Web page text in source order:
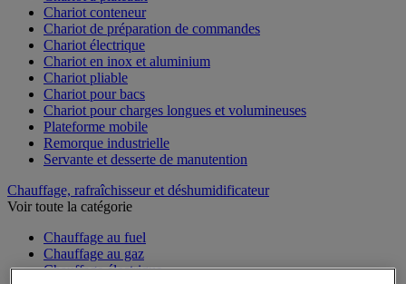
Chariot conteneur
Chariot de préparation de commandes
Chariot électrique
Chariot en inox et aluminium
Chariot pliable
Chariot pour bacs
Chariot pour charges longues et volumineuses
Plateforme mobile
Remorque industrielle
Servante et desserte de manutention
Chauffage, rafraîchisseur et déshumidificateur
Voir toute la catégorie
Chauffage au fuel
Chauffage au gaz
Chauffage électrique